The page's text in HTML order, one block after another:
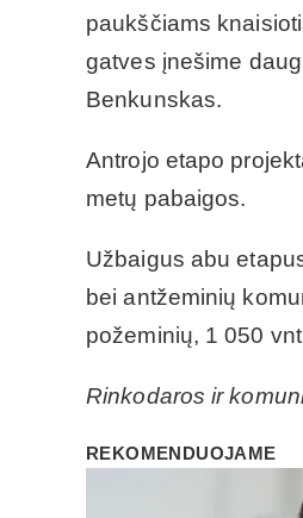
paukščiams
gatves įnešime
Benkunskas.
Antrojo etapo
metų pabaigos.
Užbaigus abu
bei antžeminių
požeminių, 1 050
Rinkodaros ir
REKOMENDUOJAME